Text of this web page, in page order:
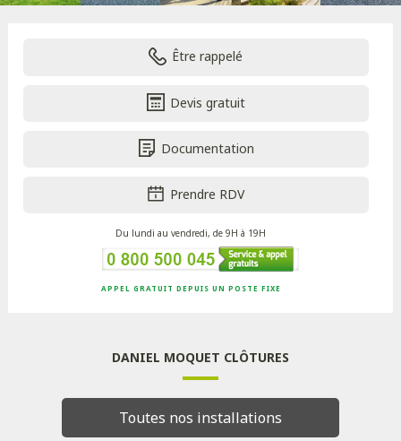
Être rappelé
Devis gratuit
Documentation
Prendre RDV
Du lundi au vendredi, de 9H à 19H
APPEL GRATUIT DEPUIS UN POSTE FIXE
DANIEL MOQUET CLÔTURES
Toutes nos installations